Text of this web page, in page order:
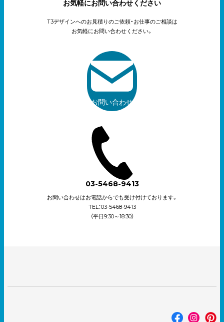
お気軽にお問い合わせください
T3デザインへのお見積りのご依頼・お仕事のご相談は
お気軽にお問い合わせください。
お問い合わせ
03-5468-9413
お問い合わせはお電話からでも受け付けております。
TEL：03-5468-9413
（平日9:30～18:30）